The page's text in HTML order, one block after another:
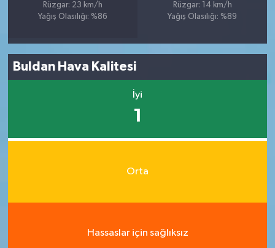
Rüzgar: 23 km/h
Yağış Olasılığı: %86
Rüzgar: 14 km/h
Yağış Olasılığı: %89
Buldan Hava Kalitesi
İyi
1
Orta
Hassaslar için sağlıksız